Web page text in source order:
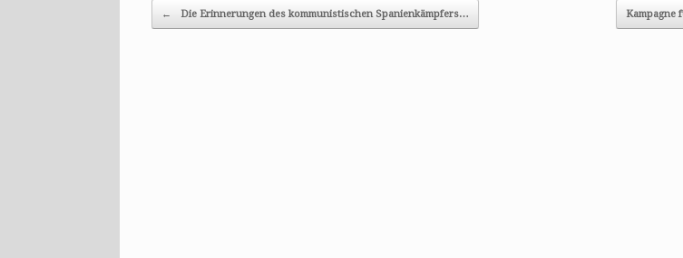
Post navigation
← Die Erinnerungen des kommunistischen Spanienkämpfers… Kampagne